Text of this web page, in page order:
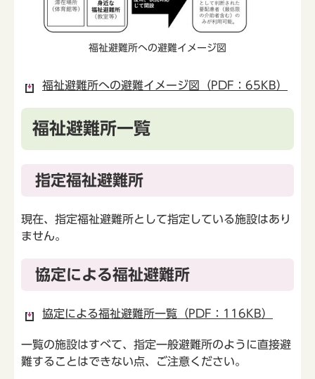
福祉避難所への避難イメージ図
福祉避難所への避難イメージ図（PDF：65KB）
福祉避難所一覧
指定福祉避難所
現在、指定福祉避難所として指定している施設はあり
ません。
協定による福祉避難所
協定による福祉避難所一覧（PDF：116KB）
一覧の施設はすべて、指定一般避難所のように直接避
難することはできない点、ご注意ください。